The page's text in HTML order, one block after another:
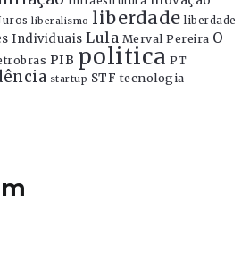
liberalismo liberdade liberdade
Individuais Lula Merval Pereira O
PIB politica PT
startup STF tecnologia